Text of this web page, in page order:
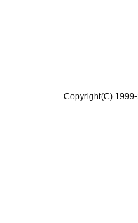
Copyright(C)